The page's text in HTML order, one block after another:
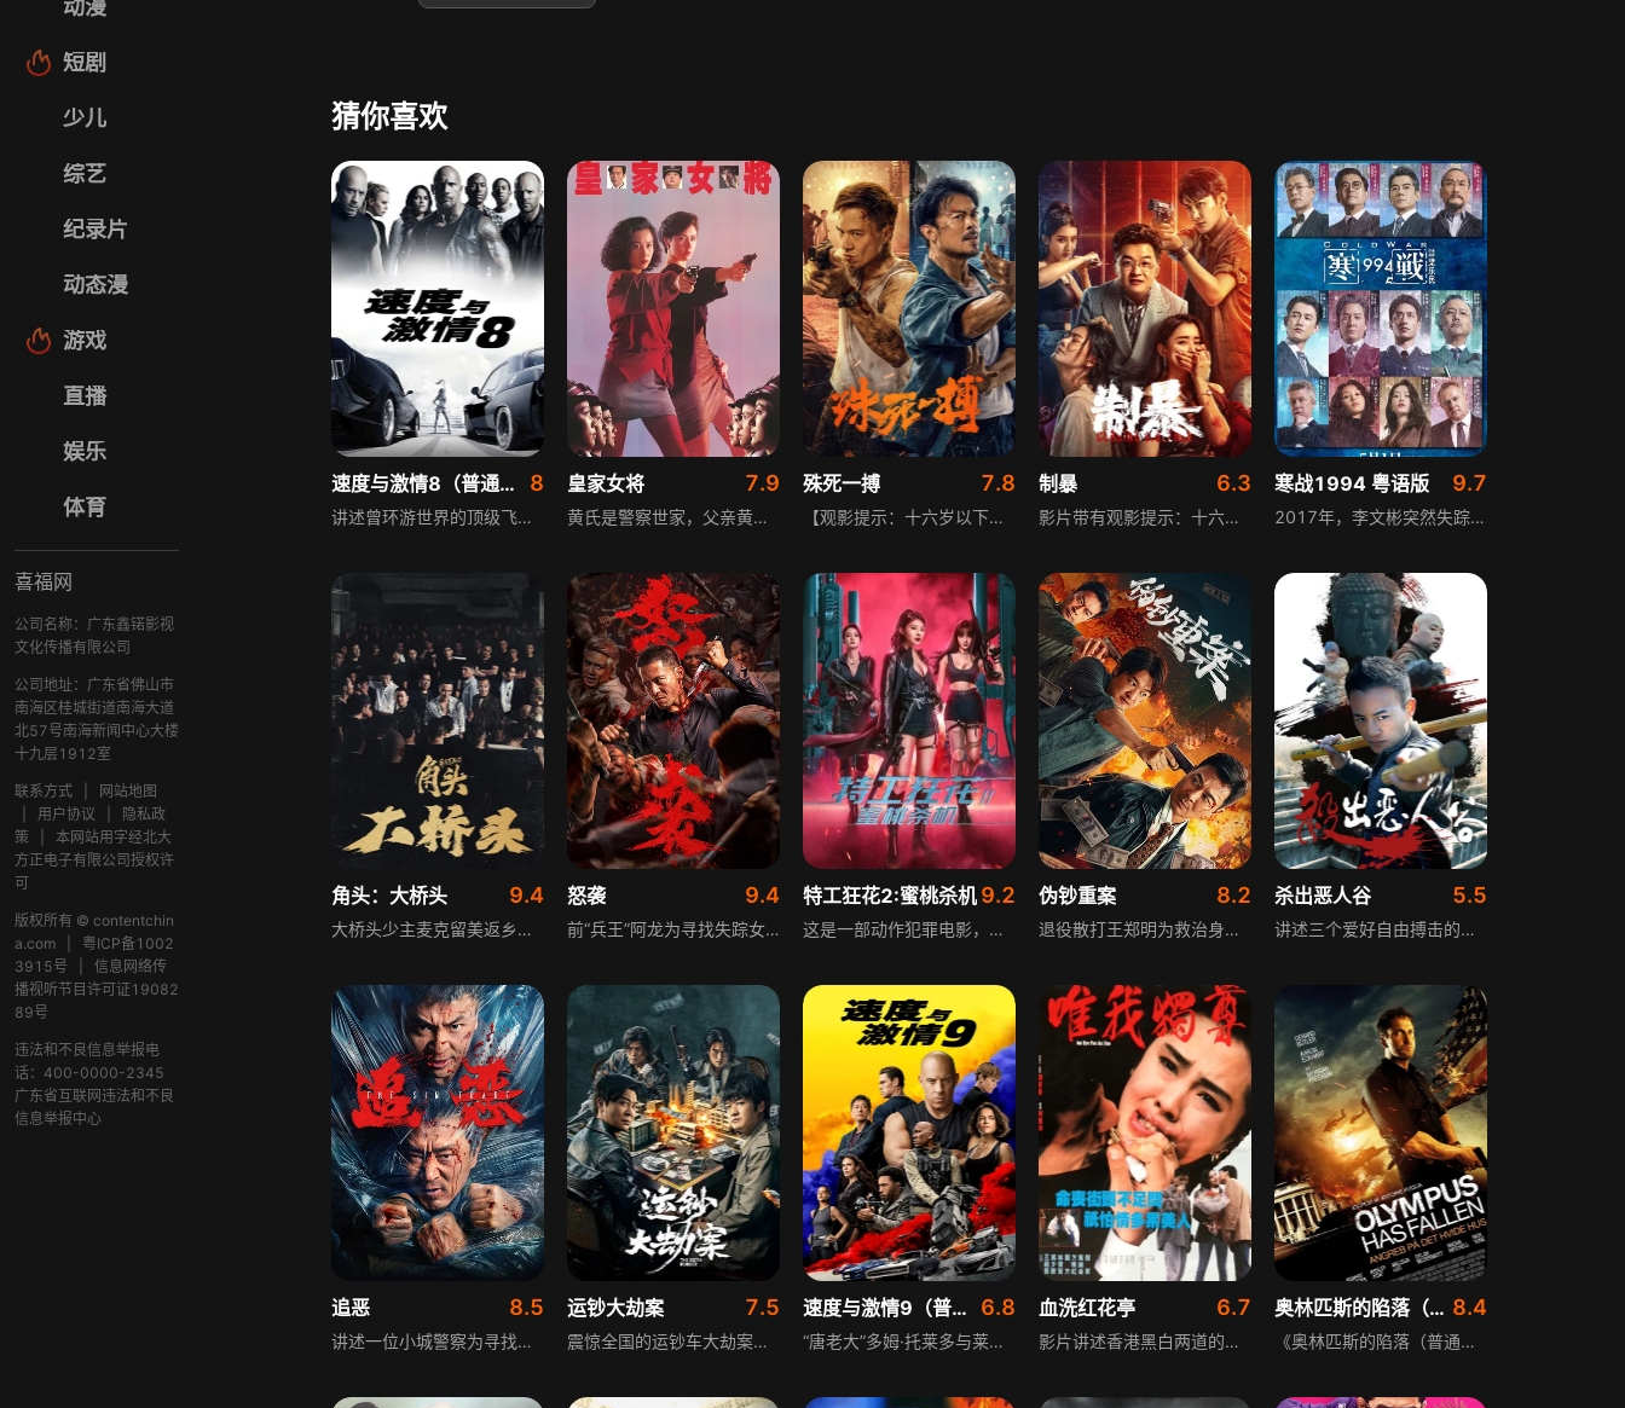
动漫
短剧
少儿
综艺
纪录片
动态漫
游戏
直播
娱乐
体育
喜福网
公司名称：广东鑫锘影视
文化传播有限公司
公司地址：广东省佛山市
南海区桂城街道南海大道
北57号南海新闻中心大楼
十九层1912室
联系方式
网站地图
用户协议
隐私政
策
本网站用字经北大
方正电子有限公司授权许
可
版权所有 © contentchin
a.com
粤ICP备1002
3915号
信息网络传
播视听节目许可证19082
89号
违法和不良信息举报电
话：400-0000-2345
广东省互联网违法和不良
信息举报中心
猜你喜欢
速度与激情8（普通话） 8
讲述曾环游世界的顶级飞车家族，多米尼克与莱蒂共度蜜月，布莱恩与米娅退出赛车界，众人生活渐趋平淡。此时神秘女子Cipher出现，打破了这份宁静，将整个家族卷入信任与背叛的危机，迫使他们再次集结，面对前所未有的挑战，在生死考验中坚守情谊，对抗强大的敌人。
皇家女将 7.9
黄氏是警察世家，父亲黄二牛和子女都任职警队，二牛因公殉职后，子女在黄老太带领下继续效力皇家香港警察。六儿媳高丽萍是高级警务人员，因工作和私人原因遭黄家女儿不满，丈夫黄辉夹在中间为难，黄老太却很喜欢她并盼其传宗接代。警方获报越南仔要打劫夜总会，行动因大女儿黄家玲冲动失误，还引发姑嫂冲突，后续越南仔更杀害了黄家老六。
殊死一搏 7.8
【观影提示：十六岁以下观众禁止观看】太平洋某岛，非法人蛇组织在海外绑架、诈骗中国人。为营救出被绑架的养女，平日沉默寡言的老陈，不惜揭露自己隐瞒十五年的秘密往事，和当地年轻警察阿灿携手，对抗庞大的犯罪集团与黑恶势力，展开一场关乎生死的决战，在绝境中为救出亲人拼尽全力。
制暴 6.3
影片带有观影提示：十六岁以下观众禁止观看。故事讲述某集团董事长成杰蓄意强暴其公司女员工韩梅并将其伤害至植物人，事后他携妻子对媒体谎称是对方勾引自己以扭转舆论。韩梅的姐妹、女警邱一昭坚信成杰说谎并开启调查，面对人面兽心的凶恶对手，她为姐妹也为正义，决意与对方死磕到底。
寒战1994 粤语版 9.7
2017年，李文彬突然失踪，与此同时，蔡元祺在英国惨遭暗杀。为此，刘杰辉向简奥伟寻求协助，开启了一份1994年的神秘档案。1994年，香港回归前夕，政治部即将解散。一宗富商绑架案，让热血正义的李文彬与冷血野心家蔡元祺，在警界掀起一场暗潮涌动的权力较量。英方、警队、富商、黑道四方势力卷入其中互相博弈，香港迎来了新一轮权力洗牌，并为2017年的寒战风波埋下了伏笔。
角头：大桥头 9.4
大桥头少主麦克留美返乡，他不满父亲KO桑的保守作风，执意以激进方式整合地下势力。麦克扩张产业、抢夺地盘，又因旧怨报复北城乃至联手他人挑衅三大老牌帮派。各方势力随即结成联盟围剿大桥头，帮派混战全面爆发。KO桑事后识破这是南部东门帮喜爷的借刀杀人之计，为保全自身势力，他逼迫麦克流亡海外后割地求和，大桥头自此元气大伤。
怒袭 9.4
前“兵王”阿龙为寻找失踪女儿，孤身潜入血腥犯罪园区。从诈骗园区到器官黑市，他孤身对抗整个血腥系统，历经重重危险，最终与幕后Boss昆麦展开生死决战，用行动诠释父爱与正义。
特工狂花2:蜜桃杀机 9.2
这是一部动作犯罪电影，为系列续作。TNT犯罪组织为侵入全球金融系统，绑架了AI专家方力。方力的妻子雅美是已归隐的前ATO特工，为解救丈夫重新加入组织。组织头目索尔派冷血杀手蜜桃追杀雅美，阻挠营救行动。雅美层层突破阻碍，成功营救丈夫，并将杀手蜜桃抓捕归案，让其接受法律制裁。
伪钞重案 8.2
退役散打王郑明为救治身患重病的女儿，意外卷入一起伪钞案件，与负责该案的刑警谢家同展开一场猫鼠游戏。随着调查深入，案件背后的伪钞集团逐渐浮出水面，以乔大祥为首的犯罪团伙手段狡猾，势力庞大。在正邪交锋的过程中，原本立场对立的郑明与谢家同，逐渐发现了案件中更深层的关联，最终两人放下隔阂，联手合作，成功捣毁了这个危害社会的伪钞集团，将犯罪分子绳之以法。
杀出恶人谷 5.5
讲述三个爱好自由搏击的年轻人，分别是自以为是的富家子弟、真正的功夫高手、性格开朗的单纯女孩，相约到人迹罕至的恶人谷探险旅游。途中他们偶遇两个犯罪团伙正在违法交易国家文物，为维护法律正义，在手机信号被屏蔽、与外界隔绝的情况下，三个年轻人勇敢地和犯罪团伙展开殊死搏斗，最终守护正义。
追恶 8.5
讲述一位小城警察为寻找失踪的女大学生，孤身一人千里追凶，意外卷入一场厮杀火并之中，面对残暴冷漠的人贩团伙和杀伐果断的夜总会犯罪集团，他毫不退缩，与对方展开了一场惨烈的殊死搏斗，在追凶过程中直面罪恶与危险，坚守正义底线。
运钞大劫案 7.5
震惊全国的运钞车大劫案后，悍匪分赃内讧火拼致四死一伤，刑警姜子涛敏锐察觉有第六名嫌疑人，却因证据不足无法调查。多年后，悍匪武胜利刑满出狱，与当年逃出生天的同伙联络，警方技侦进步掌握新证据，姜子涛多次历险查案，一场新的运钞抢劫案爆发，第六名嫌疑人小宝浮出水面。
速度与激情9（普通话） 6.8
“唐老大”多姆·托莱多与莱蒂和儿子小布莱恩过上远离纷扰的平静生活，但安宁下潜藏危机。为保护所爱之人，唐老大不得不直面过去，他和伙伴们面临足以引起世界动荡的阴谋，以及前所未遇的一流杀手和高能车手雅各布，而雅各布恰巧是多姆遗落在外的亲弟弟。影片围绕亲情纠葛、冒险行动与世界危机展开，充满紧张刺激的情节。
血洗红花亭 6.7
影片讲述香港黑白两道的恩怨情仇，全兴社黑帮老大的独生女王凤仪与警方督察吕建达是一对恋人，两人因分属不同阵营，感情常因立场问题产生摩擦。同时，重案组的另一位督察钟秋月也暗恋着王凤仪，三人之间形成微妙的关系，经常出现复杂的情感纠葛场面。
奥林匹斯的陷落（普通话） 8.4
《奥林匹斯的陷落（普通话）》曾被描述为“白宫版《虎胆龙威》”。影片讲述一伙装备精良的恐怖分子攻占白宫，局势危急，一名孤身作战的超强特工临危受命，在实力悬殊的不利局面下，展开艰难的营救行动，最终成功解救被劫持的总统，捍卫了美国的国家尊严与核心安全。